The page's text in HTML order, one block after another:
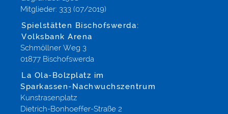
Mitglieder: 333 (07/2019)
Spielstätten Bischofswerda:
Volksbank Arena
Schmöllner Weg 3
01877 Bischofswerda
La Ola-Bolzplatz im
Sparkassen-Nachwuchszentrum
Kunstrasenplatz
Dietrich-Bonhoeffer-Straße 2